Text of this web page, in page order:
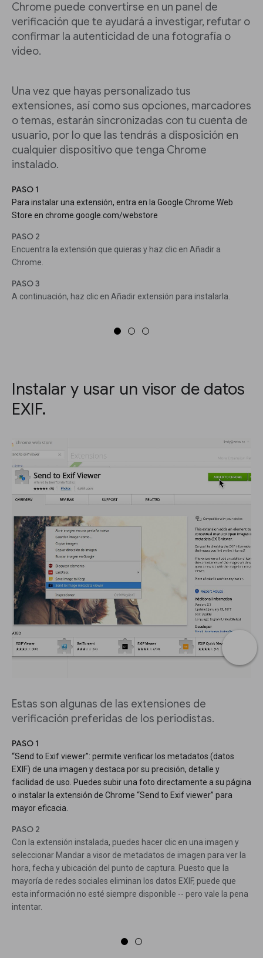
Chrome puede convertirse en un panel de
verificación que te ayudará a investigar, refutar o
confirmar la autenticidad de una fotografía o
video.
Una vez que hayas personalizado tus
extensiones, así como sus opciones, marcadores
o temas, estarán sincronizadas con tu cuenta de
usuario, por lo que las tendrás a disposición en
cualquier dispositivo que tenga Chrome
instalado.
PASO 1
Para instalar una extensión, entra en la Google Chrome Web
Store en chrome.google.com/webstore
PASO 2
Encuentra la extensión que quieras y haz clic en Añadir a
Chrome.
PASO 3
A continuación, haz clic en Añadir extensión para instalarla.
Instalar y usar un visor de datos
EXIF.
Estas son algunas de las extensiones de
verificación preferidas de los periodistas.
PASO 1
“Send to Exif viewer”: permite verificar los metadatos (datos
EXIF) de una imagen y destaca por su precisión, detalle y
facilidad de uso. Puedes subir una foto directamente a su página
o instalar la extensión de Chrome “Send to Exif viewer” para
mayor eficacia.
PASO 2
Con la extensión instalada, puedes hacer clic en una imagen y
seleccionar Mandar a visor de metadatos de imagen para ver la
hora, fecha y ubicación del punto de captura. Puesto que la
mayoría de redes sociales eliminan los datos EXIF, puede que
esta información no esté siempre disponible -- pero vale la pena
intentar.